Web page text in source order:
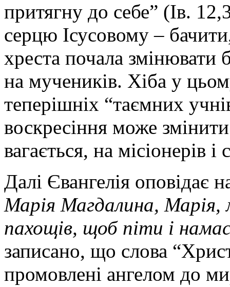
притягну до себе” (Ів.
серцю Ісусовому –
хреста почала змінювати
на мучеників. Хіба у
теперішніх “таємних
воскресіння може
вагається, на місіонерів і
Далі Євангелія оповідає
Марія Магдалина,
пахощів, щоб піти і
записано, що слова
промовлені ангелом до